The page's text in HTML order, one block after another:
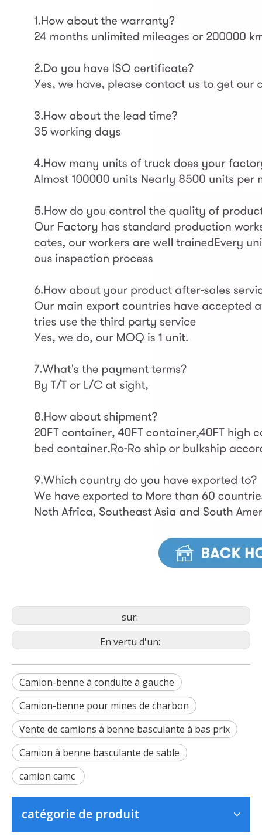
sur:
En vertu d'un:
Camion-benne à conduite à gauche
Camion-benne pour mines de charbon
Vente de camions à benne basculante à bas prix
Camion à benne basculante de sable
camion camc
catégorie de produit